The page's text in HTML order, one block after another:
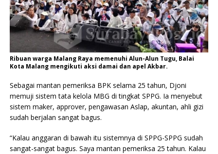
Ribuan warga Malang Raya memenuhi Alun-Alun Tugu, Balai
Kota Malang mengikuti aksi damai dan apel Akbar.
Sebagai mantan pemeriksa BPK selama 25 tahun, Djoni
memuji sistem tata kelola MBG di tingkat SPPG. Ia menyebut
sistem maker, approver, pengawasan Aslap, akuntan, ahli gizi
sudah berjalan sangat bagus.
“Kalau anggaran di bawah itu sistemnya di SPPG-SPPG sudah
sangat-sangat bagus. Saya mantan pemeriksa 25 tahun. Kalau